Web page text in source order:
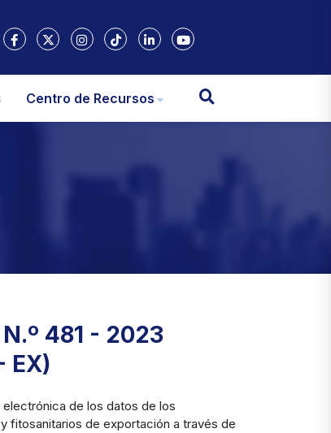
Centro de Recursos
481 - 2023
EX)
electrónica de los datos de los
fitosanitarios de exportación a través de